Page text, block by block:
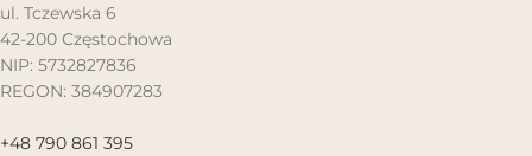
ul. Tczewska 6
42-200 Częstochowa
NIP: 5732827836
REGON: 384907283
+48 790 861 395